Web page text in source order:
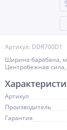
Артикул: DDR700D1
Ширина барабана,
Центробежная
Артикул
Производитель
Гарантия